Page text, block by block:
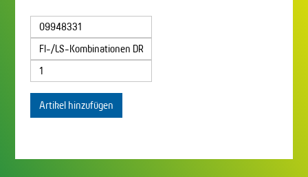
Artikel hinzufügen